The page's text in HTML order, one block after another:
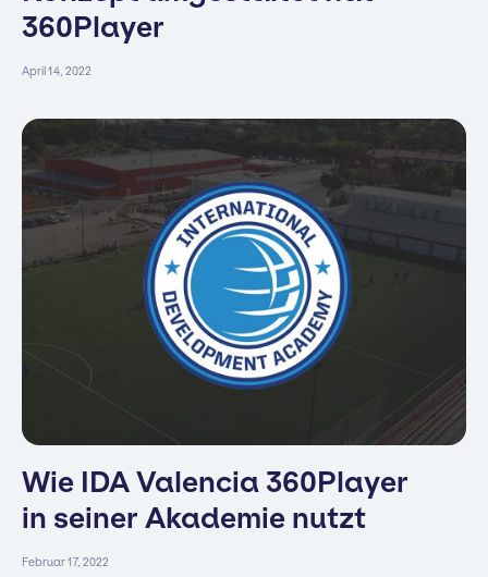
360Player
April 14, 2022
Wie IDA Valencia 360Player
in seiner Akademie nutzt
Februar 17, 2022